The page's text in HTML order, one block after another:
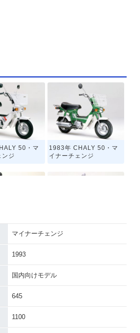
50・マ
ンジ
1983年 CHALY 50・マ
イナーチェンジ
50・マ
1979年 CHALY HONDA
マイナーチェンジ
1993
国内向けモデル
645
1100